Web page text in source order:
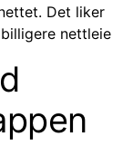
Det liker
nettleie